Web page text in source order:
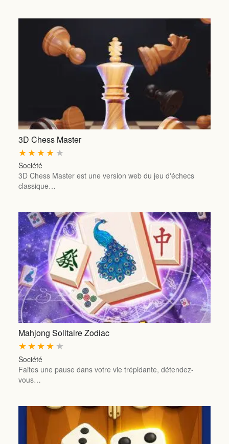
3D Chess Master
★
★
★
★
★
Société
3D Chess Master est une version web du jeu d'échecs
classique…
Mahjong Solitaire Zodiac
★
★
★
★
★
Société
Faites une pause dans votre vie trépidante, détendez-
vous…